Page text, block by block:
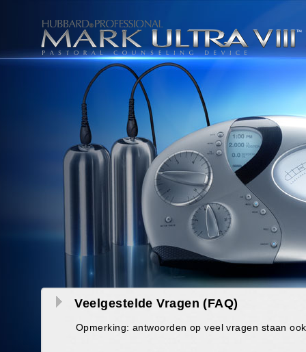
Veelgestelde Vragen (FAQ)
Opmerking: antwoorden op veel vragen staan